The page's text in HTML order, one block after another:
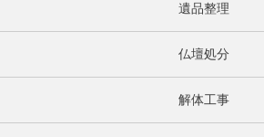
遺品整理
仏壇処分
解体工事